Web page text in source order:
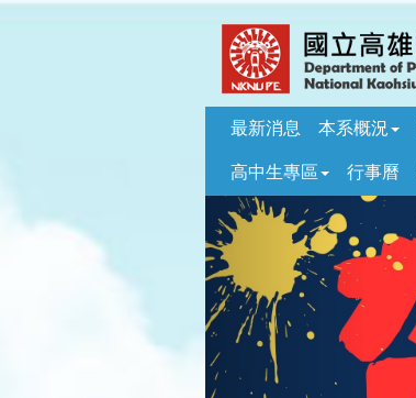
最新消息 本系概況
高中生專區 行事曆
Previous